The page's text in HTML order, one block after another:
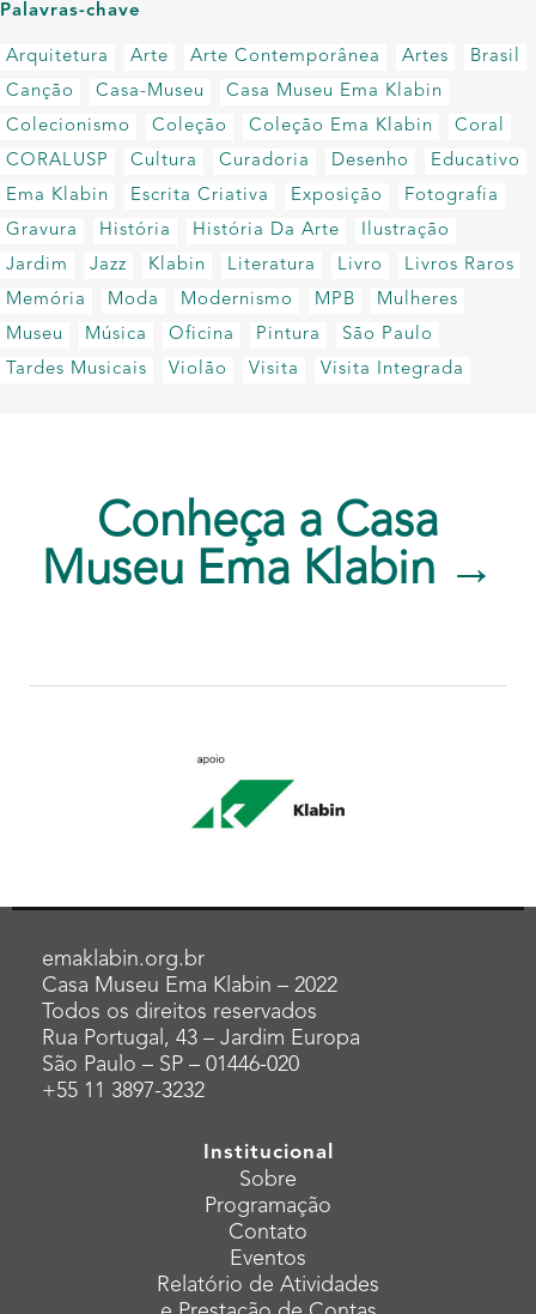
Palavras-chave
Arquitetura Arte Arte Contemporânea Artes
Brasil
Canção
Casa-Museu
Casa Museu Ema Klabin
Colecionismo
Coleção Coleção Ema Klabin
Coral
CORALUSP
Cultura Curadoria Desenho
Educativo
Ema Klabin
Escrita Criativa Exposição
Fotografia
Gravura
História História Da Arte
Ilustração
Jardim
Jazz Klabin Literatura Livro
Livros Raros
Memória
Moda Modernismo MPB
Mulheres
Museu
Música Oficina Pintura
São Paulo
Tardes Musicais
Violão Visita Visita Integrada
Conheça a Casa
Museu Ema Klabin →
emaklabin.org.br
Casa Museu Ema Klabin – 2022
Todos os direitos reservados
Rua Portugal, 43 – Jardim Europa
São Paulo – SP – 01446-020
+55 11 3897-3232
Institucional
Sobre
Programação
Contato
Eventos
Relatório de Atividades